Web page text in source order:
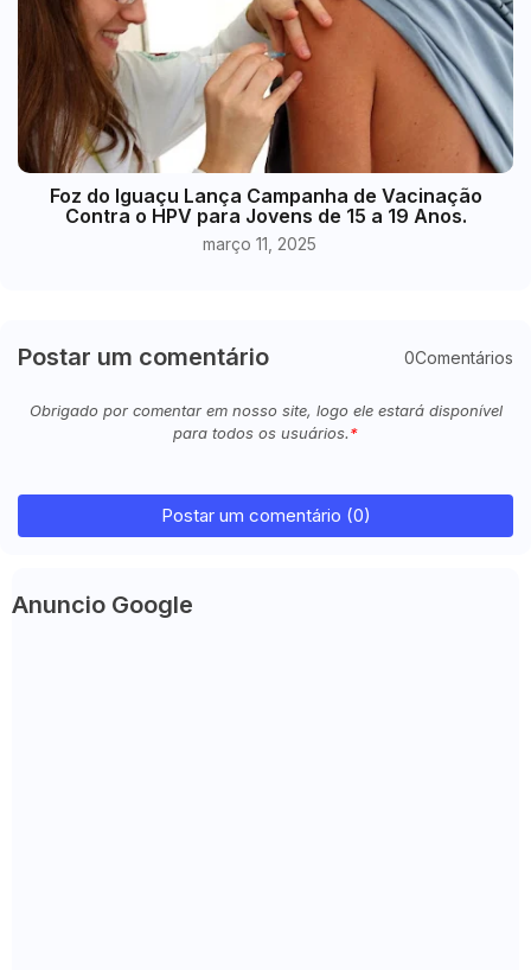
Foz do Iguaçu Lança Campanha de Vacinação
Contra o HPV para Jovens de 15 a 19 Anos.
março 11, 2025
Postar um comentário 0Comentários
Obrigado por comentar em nosso site, logo ele estará disponível
para todos os usuários.
Postar um comentário (0)
Anuncio Google